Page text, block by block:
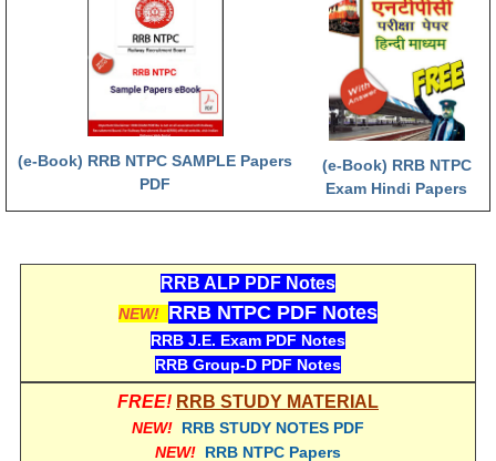
RRB एनटीपीसी - NTPC
RRB लोको पायलट - ALP
मनोवैज्ञानिक परीक्षण - PSYCHO
(e-Book) RRB NTPC SAMPLE Papers
PDF
(e-Book) RRB NTPC
Exam Hindi Papers
RRB ALP PDF Notes
NEW! RRB NTPC PDF Notes
RRB J.E. Exam PDF Notes
RRB Group-D PDF Notes
FREE! RRB STUDY MATERIAL
NEW! RRB STUDY NOTES PDF
NEW! RRB NTPC Papers